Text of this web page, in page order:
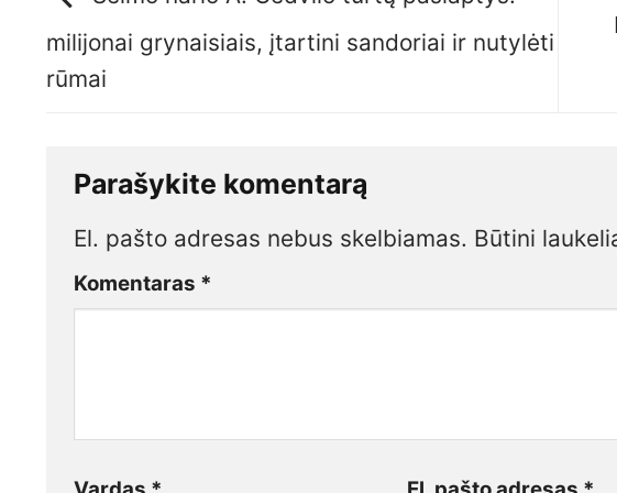
milijonai grynaisiais, įtartini sandoriai ir nutylėti
rūmai
Parašykite komentarą
El. pašto adresas nebus skelbiamas. Būtini
Komentaras *